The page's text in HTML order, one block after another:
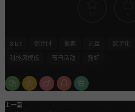
8 bit 倒计时 像素 元旦 数字化
科技风模板
节日活动 霓虹
上一篇